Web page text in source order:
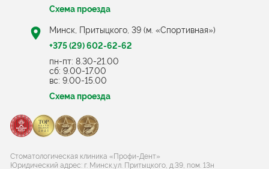
Стоматологическая клиника «Профи-Дент»
Юридический адрес: г. Минск,ул. Притыцкого, д.39, пом. 13н
Минск, Притыцкого, 39 (м. «Спортивная»)
+375 (29) 602-62-62
пн-пт: 8.30-21.00
cб: 9.00-17.00
вс: 9.00-15.00
Схема проезда
Схема проезда